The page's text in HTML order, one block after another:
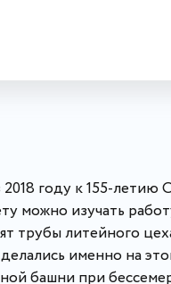
году к 155-летию
можно изучать
трубы литейного
именно на
башни при